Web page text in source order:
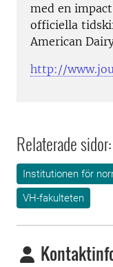
med en
officiella
American
http://
Relaterade sidor:
Institutionen för
VH-fakulteten